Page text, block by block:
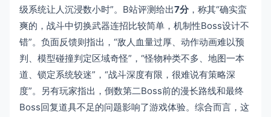
级系统让人沉浸数小时”。B站评测给出7分，称其“确实蛮
爽的，战斗中切换武器连招比较简单，机制性Boss设计不
错”。负面反馈则指出，“敌人血量过厚、动作动画难以预
判、模型碰撞判定区域奇怪”，“怪物种类不多、地图一本
道、锁定系统较迷”，“战斗深度有限，很难说有策略深
度”。另有玩家指出，倒数第二Boss前的漫长路线和最终
Boss回复道具不足的问题影响了游戏体验。综合而言，这